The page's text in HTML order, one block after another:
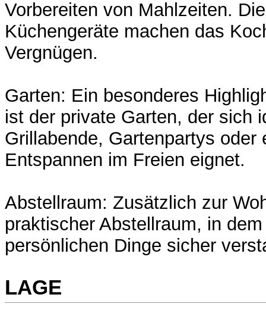
Vorbereiten von Mahlzeiten.
Küchengeräte machen das
Vergnügen.
Garten: Ein besonderes
ist der private Garten, der sich
Grillabende, Gartenpartys oder
Entspannen im Freien eignet.
Abstellraum: Zusätzlich zur
praktischer Abstellraum, in
persönlichen Dinge sicher
LAGE